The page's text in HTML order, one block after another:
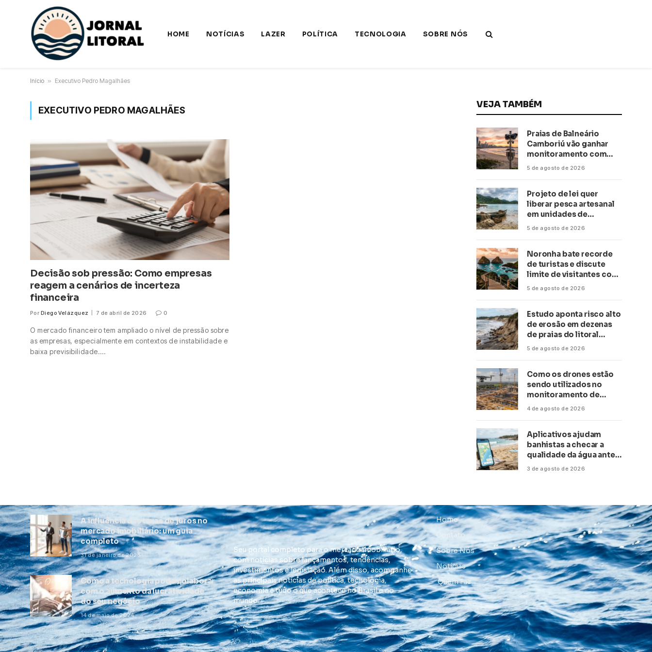
HOME NOTÍCIAS LAZER POLÍTICA TECNOLOGIA SOBRE NÓS
Início » Executivo Pedro Magalhães
EXECUTIVO PEDRO MAGALHÃES
Decisão sob pressão: Como empresas
reagem a cenários de incerteza
financeira
Por Diego Velázquez 7 de abril de 2026 0
O mercado financeiro tem ampliado o nível de pressão sobre
as empresas, especialmente em contextos de instabilidade e
baixa previsibilidade.…
VEJA TAMBÉM
Praias de Balneário
Camboriú vão ganhar
monitoramento com
inteligência artificial
5 de agosto de 2026
Projeto de lei quer
liberar pesca artesanal
em unidades de
conservação
5 de agosto de 2026
Noronha bate recorde
de turistas e discute
limite de visitantes com
a Anac
5 de agosto de 2026
Estudo aponta risco alto
de erosão em dezenas
de praias do litoral
paulista
5 de agosto de 2026
Como os drones estão
sendo utilizados no
monitoramento de
obras de grande porte?
4 de agosto de 2026
Aplicativos ajudam
banhistas a checar a
qualidade da água antes
de ir à praia
3 de agosto de 2026
A influência das taxas de juros no
mercado imobiliário: um guia
completo
31 de janeiro de 2025
Como a tecnologia pode colaborar
com o aumento da lucratividade
do seu negócio
14 de maio de 2024
Seu portal completo para o mercado imobiliário,
com notícias sobre lançamentos, tendências,
investimentos e legislação. Além disso, acompanhe
as principais notícias de política, tecnologia,
economia e tudo o que acontece no Brasil e no
mundo.
Home
Contato
Sobre Nós
Notícias
Quem Faz